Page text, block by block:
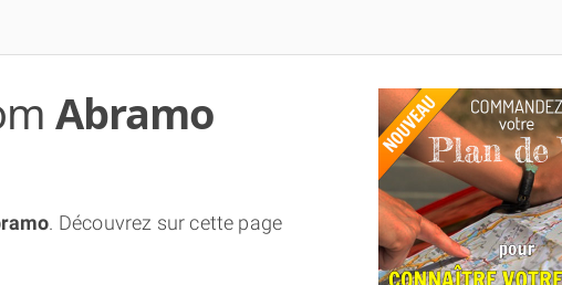
Abramo
. Découvrez sur cette page